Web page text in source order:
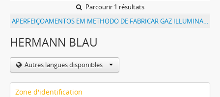
Parcourir 1 résultats
APERFEIÇOAMENTOS EM METHODO DE FABRICAR GAZ ILLUMINANTE LIQUEFEITO, E APPARELHO PARA ESSE FIM
HERMANN BLAU
Autres langues disponibles
Zone d'identification